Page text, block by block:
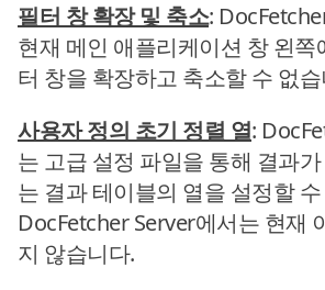
필터 창 확장 및 축소:
현재 메인 애플리케이션 창 왼쪽
터 창을 확장하고 축소할 수 없
사용자 정의 초기 정렬 열:
는 고급 설정 파일을 통해 결과
는 결과 테이블의 열을 설정할
DocFetcher Server에서는 현재
지 않습니다.